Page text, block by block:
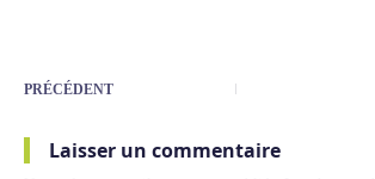
Trouvez votre raquette